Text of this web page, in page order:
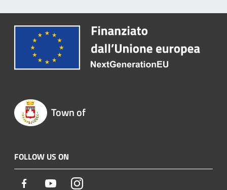
Town of
FOLLOW US ON
Facebook YoutubeInstagram